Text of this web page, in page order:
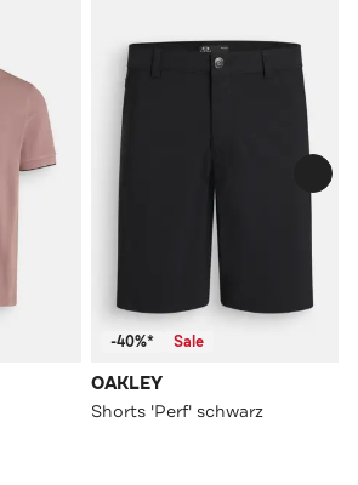
-40%* Sale
OAKLEY
Shorts 'Perf' schwarz